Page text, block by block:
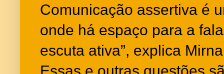
Comunicação assertiva é
onde há espaço para a
escuta ativa”, explica